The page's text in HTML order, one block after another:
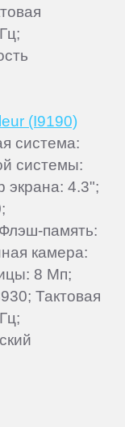
(I9190)
система:
системы:
экрана: 4.3";
память:
камера:
8 Мп;
Тактовая